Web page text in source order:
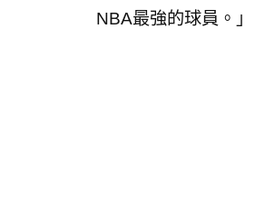
NBA最強的球員。」